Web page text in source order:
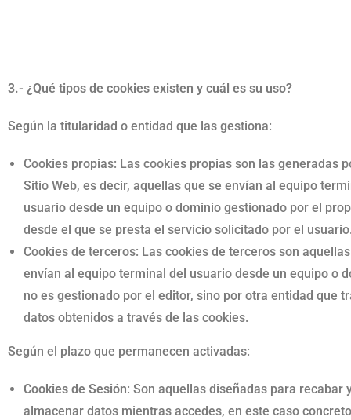
3.- ¿Qué tipos de cookies existen y cuál es su uso?
Según la titularidad o entidad que las gestiona:
Cookies propias: Las cookies propias son las generadas
Sitio Web, es decir, aquellas que se envían al equipo
usuario desde un equipo o dominio gestionado por el
desde el que se presta el servicio solicitado por el
Cookies de terceros: Las cookies de terceros son
envían al equipo terminal del usuario desde un equipo o
no es gestionado por el editor, sino por otra entidad que
datos obtenidos a través de las cookies.
Según el plazo que permanecen activadas:
Cookies de Sesión: Son aquellas diseñadas para recabar
almacenar datos mientras accedes, en este caso